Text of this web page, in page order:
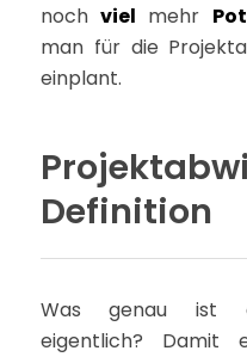
noch viel mehr
man für die
einplant.
Definition
Was genau ist
eigentlich? Damit